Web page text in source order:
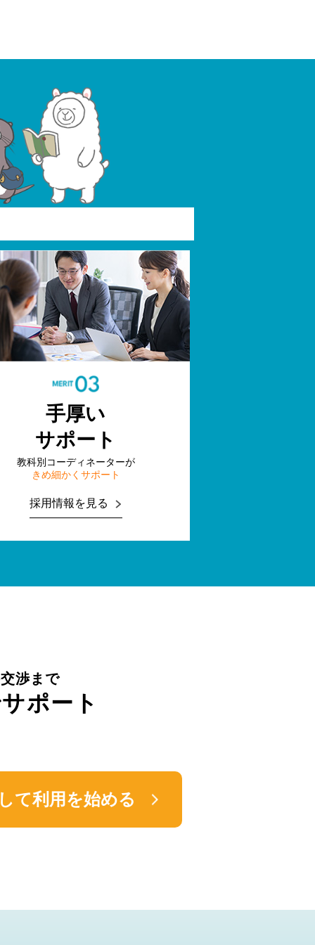
手厚い
サポート
教科別コーディネーターが
きめ細かくサポート
採用情報を見る
渉まで
ポート
て利用を始める